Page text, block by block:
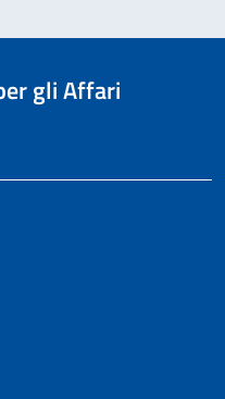
gli Affari